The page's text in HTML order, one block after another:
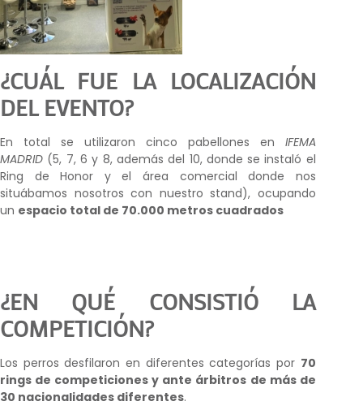
¿CUÁL FUE LA LOCALIZACIÓN
DEL EVENTO?
En total se utilizaron cinco pabellones en IFEMA
MADRID (5, 7, 6 y 8, además del 10, donde se instaló el
Ring de Honor y el área comercial donde nos
situábamos nosotros con nuestro stand), ocupando
un espacio total de 70.000 metros cuadrados
¿EN QUÉ CONSISTIÓ LA
COMPETICIÓN?
Los perros desfilaron en diferentes categorías por 70
rings de competiciones y ante árbitros de más de
30 nacionalidades diferentes.